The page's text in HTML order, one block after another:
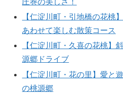
圧巻の美しさ！
【仁淀川町・引地橋の花桃
あわせて楽しむ散策コース
【仁淀川町・久喜の花桃】
源郷ドライブ
【仁淀川町・花の里】愛と
の桃源郷